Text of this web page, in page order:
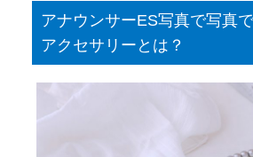
アナウンサーES写真で写真
アクセサリーとは？